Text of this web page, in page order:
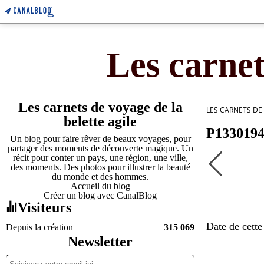
Les
Les carnets de voyage de la
belette agile
Un blog pour faire rêver de beaux voyages, pour
partager des moments de découverte magique. Un
récit pour conter un pays, une région, une ville,
des moments. Des photos pour illustrer la beauté
du monde et des hommes.
Accueil du blog
Créer un blog avec CanalBlog
Visiteurs
Depuis la création 315 069
Newsletter
LES CARNETS
P1330194
Date de